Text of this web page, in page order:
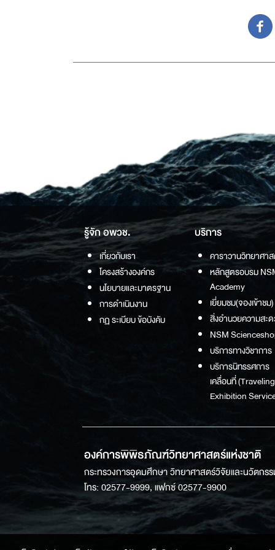
รู้จัก อพวช.
เกี่ยวกับเรา
โครงสร้างองค์กร
นโยบายและมาตรฐาน
การดำเนินงาน
กฏ ระเบียบ ข้อบังคับ
บริการ
คาราวานวิทยาศา
หลักสูตรอบรม
Academy
เยี่ยมชม(จองเข้าชม)
สิ่งอำนวยความสะ
NSM
บริการทางวิชาการ
บริการนิทรรศการ
เคลื่อนที่ (Traveling
Exhibition
องค์การพิพิธภัณฑ์วิทยาศาสตร์แห่งชาติ
กระทรวงการอุดมศึกษา วิทยาศาสตร์วิจัยและนวัตก
โทร: 02577-9999, แฟกซ์ 02577-9900